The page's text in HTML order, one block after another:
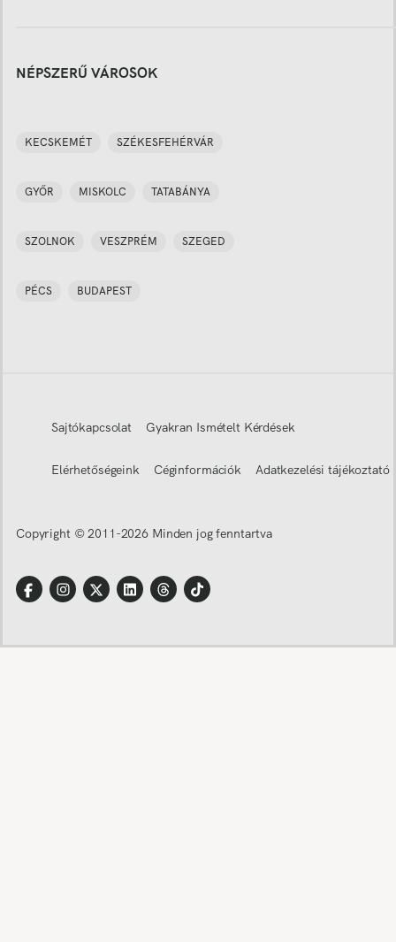
NÉPSZERŰ VÁROSOK
KECSKEMÉT SZÉKESFEHÉRVÁR
GYŐR MISKOLC TATABÁNYA
SZOLNOK VESZPRÉM SZEGED
PÉCS BUDAPEST
Sajtókapcsolat Gyakran Ismételt Kérdések
Elérhetőségeink Céginformációk Adatkezelési tájékoztató
Copyright © 2011-2026 Minden jog fenntartva